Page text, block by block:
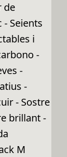
de
Seients
i
-
-
-
- Sostre
brillant -
M